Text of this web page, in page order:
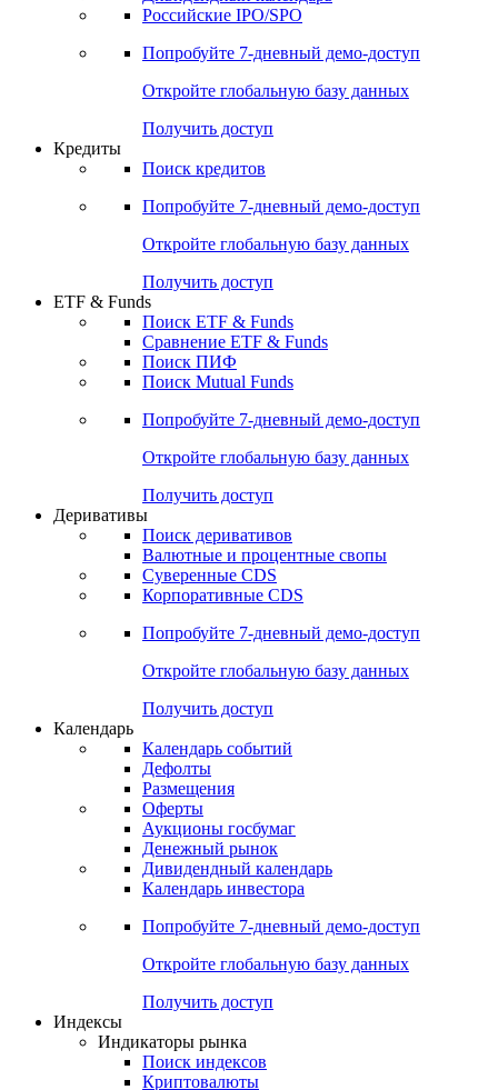
Получить доступ
Поиск акций
Российские IPO/SPO
Попробуйте7-дневный
Откройте глобальную базу данных
Получить доступ
Поиск кредитов
Попробуйте7-дневный
Откройте глобальную базу данных
Получить доступ
ETF & Funds
Сравнение ETF & Funds
Поиск Mutual Funds
Попробуйте7-дневный
Откройте глобальную базу данных
Получить доступ
Деривативы
Валютные и процентные свопы
Корпоративные CDS
Попробуйте7-дневный
Откройте глобальную базу данных
Получить доступ
Календарь
Календарь событий
Дефолты
Размещения
Оферты
Денежный рынок
Календарь инвестора
Попробуйте7-дневный
Откройте глобальную базу данных
Получить доступ